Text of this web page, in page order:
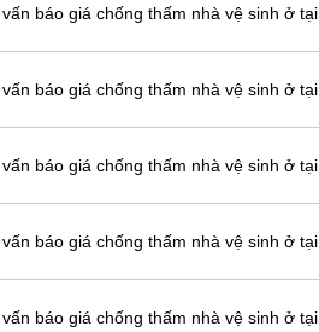
báo giá chống thấm nhà vệ sinh ở
báo giá chống thấm nhà vệ sinh ở
báo giá chống thấm nhà vệ sinh ở
báo giá chống thấm nhà vệ sinh ở
báo giá chống thấm nhà vệ sinh ở